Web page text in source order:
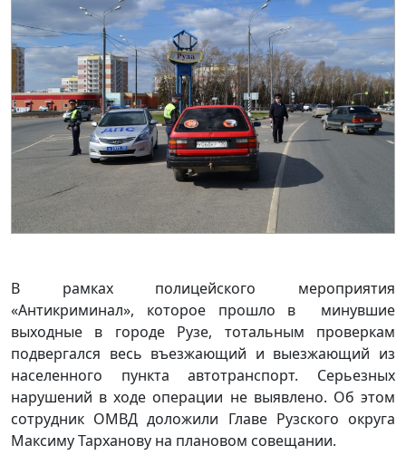
В рамках полицейского мероприятия
«Антикриминал», которое прошло в минувшие
выходные в городе Рузе, тотальным проверкам
подвергался весь въезжающий и выезжающий из
населенного пункта автотранспорт. Серьезных
нарушений в ходе операции не выявлено. Об этом
сотрудник ОМВД доложили Главе Рузского округа
Максиму Тарханову на плановом совещании.